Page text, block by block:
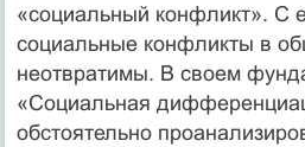
«социальный конфликт». С
социальные конфликты в
неотвратимы. В своем
«Социальная
обстоятельно